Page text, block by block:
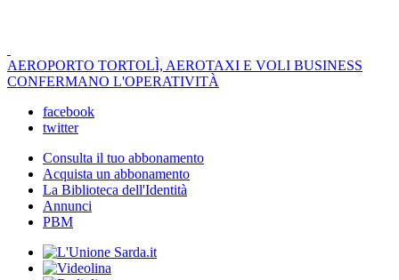
AEROPORTO TORTOLÌ, AEROTAXI E VOLI BUSINESS
CONFERMANO L'OPERATIVITÀ
facebook
twitter
Consulta il tuo abbonamento
Acquista un abbonamento
La Biblioteca dell'Identità
Annunci
PBM